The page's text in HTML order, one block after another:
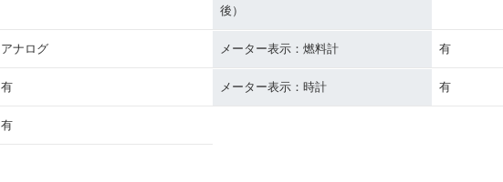
後）
アナログ メーター表示：燃料計 有
有 メーター表示：時計 有
有